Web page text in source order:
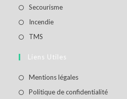
SecourismeS’ouvre
onglet
IncendieS’ouvre
nouvel
TMS
un
nouvel
Liens Utiles
Mentions légalesS’ouvre
dans
Politique de confidentialitéS’ouvre